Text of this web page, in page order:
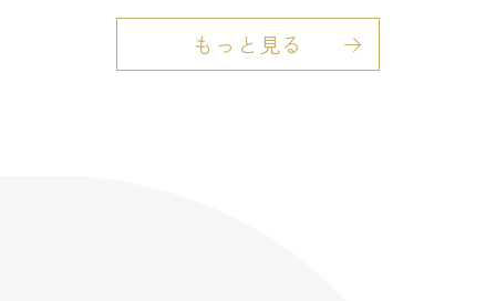
【伏見区の不動産のことならハウスプロジェク
トにお任せください】
もっと見る